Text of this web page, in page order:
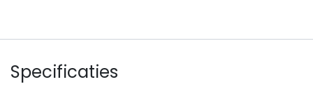
Specificaties